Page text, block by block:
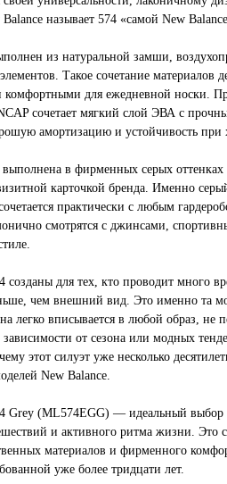
называет 574 «самой New
из натуральной замши,
Такое сочетание материалов
для ежедневной носки.
сочетает мягкий слой ЭВА с
амортизацию и устойчивость при
выполнена в фирменных серых
карточкой бренда. Именно
практически с любым
смотрятся с джинсами,
созданы для тех, кто проводит много
чем внешний вид. Это именно та
легко вписывается в любой образ, не
зависимости от сезона или модных
этот силуэт уже несколько
New Balance.
Grey (ML574EGG) — идеальный выбор
и активного ритма жизни. Это
материалов и фирменного
уже более тридцати лет.